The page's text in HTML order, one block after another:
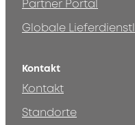
Partner Portal
Globale
Kontakt
Kontakt
Standorte